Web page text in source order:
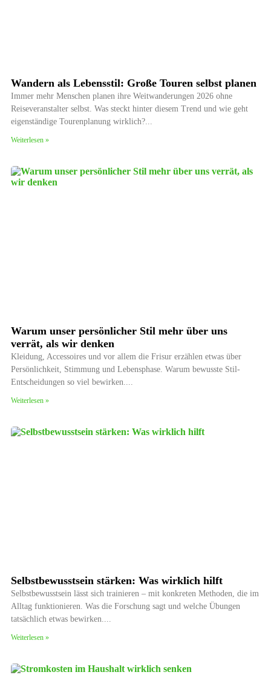
Wandern als Lebensstil: Große Touren selbst planen
Immer mehr Menschen planen ihre Weitwanderungen 2026 ohne
Reiseveranstalter selbst. Was steckt hinter diesem Trend und wie geht
eigenständige Tourenplanung wirklich?
Weiterlesen »
Warum unser persönlicher Stil mehr über uns
verrät, als wir denken
Kleidung, Accessoires und vor allem die Frisur erzählen etwas über
Persönlichkeit, Stimmung und Lebensphase. Warum bewusste Stil-
Entscheidungen so viel bewirken.
Weiterlesen »
Selbstbewusstsein stärken: Was wirklich hilft
Selbstbewusstsein lässt sich trainieren – mit konkreten Methoden, die im
Alltag funktionieren. Was die Forschung sagt und welche Übungen
tatsächlich etwas bewirken.
Weiterlesen »